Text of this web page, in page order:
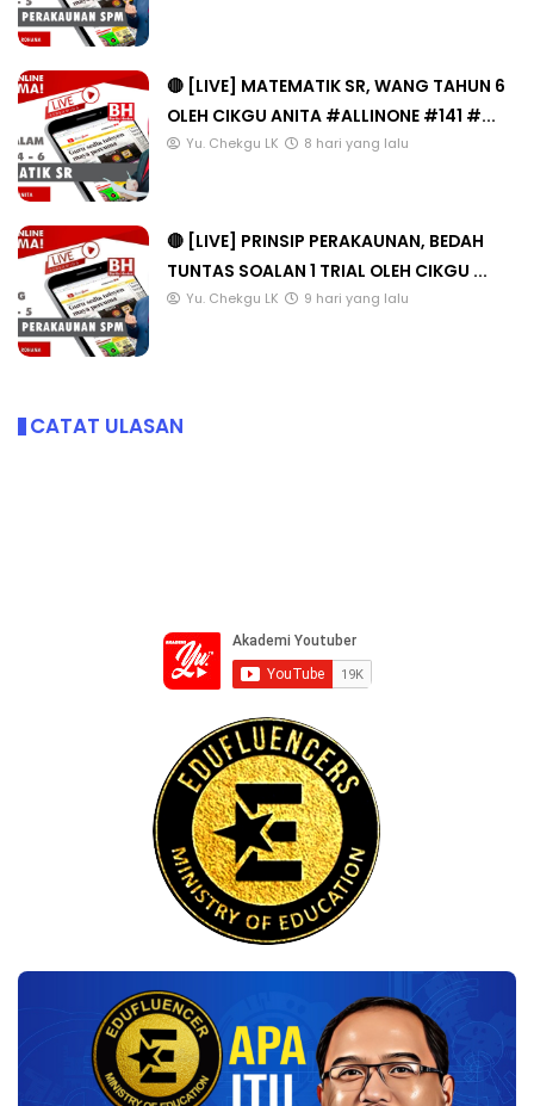
🔴 [LIVE] MATEMATIK SR, WANG TAHUN 6
OLEH CIKGU ANITA #ALLINONE #141 #...
Yu. Chekgu LK 8 hari yang lalu
🔴 [LIVE] PRINSIP PERAKAUNAN, BEDAH
TUNTAS SOALAN 1 TRIAL OLEH CIKGU ...
Yu. Chekgu LK 9 hari yang lalu
CATAT ULASAN